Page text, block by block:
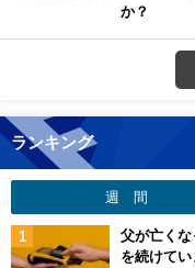
か？
ランキング
週 間
父が亡く
を続けて